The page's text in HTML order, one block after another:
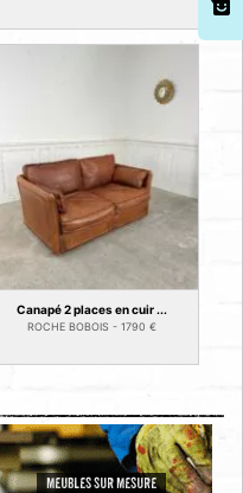
Canapé 2 places en cuir ...
ROCHE BOBOIS - 1790 €
MEUBLES SUR MESURE